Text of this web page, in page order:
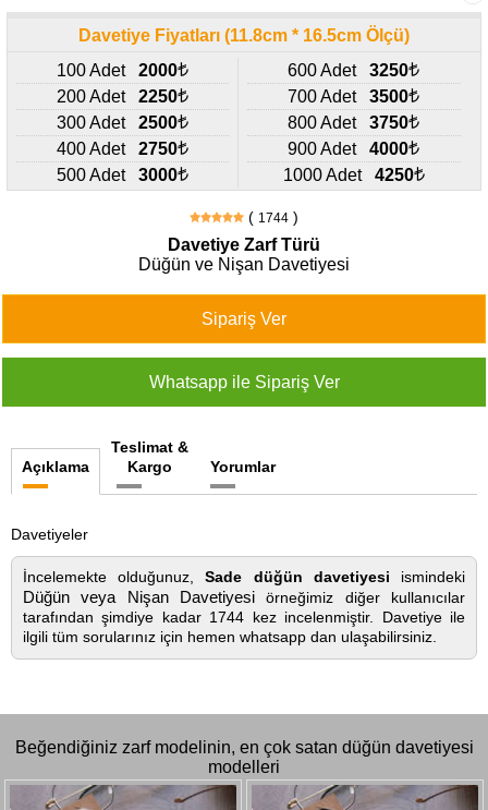
Davetiye Fiyatları (11.8cm * 16.5cm Ölçü)
100 Adet
2000
200 Adet
2250
300 Adet
2500
400 Adet
2750
500 Adet
3000
600 Adet
3250
700 Adet
3500
800 Adet
3750
900 Adet
4000
1000 Adet
4250
( 1744 )
Davetiye Zarf Türü
Düğün ve Nişan Davetiyesi
Açıklama
Teslimat &
Kargo
Yorumlar
Davetiyeler
İncelemekte olduğunuz,Sade düğün davetiyesi ismindeki
Düğün veya Nişan Davetiyesi örneğimiz diğer kullanıcılar
tarafından şimdiye kadar 1744 kez incelenmiştir. Davetiye ile
ilgili tüm sorularınız için hemen whatsapp dan ulaşabilirsiniz.
Beğendiğiniz zarf modelinin, en çok satan düğün davetiyesi
modelleri